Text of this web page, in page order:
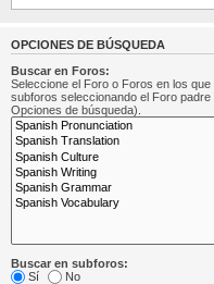
OPCIONES DE BÚSQUEDA
Buscar en Foros:
Seleccione el Foro o Foros en los
subforos seleccionando el Foro
Opciones de búsqueda).
Buscar en subforos:
Sí
No